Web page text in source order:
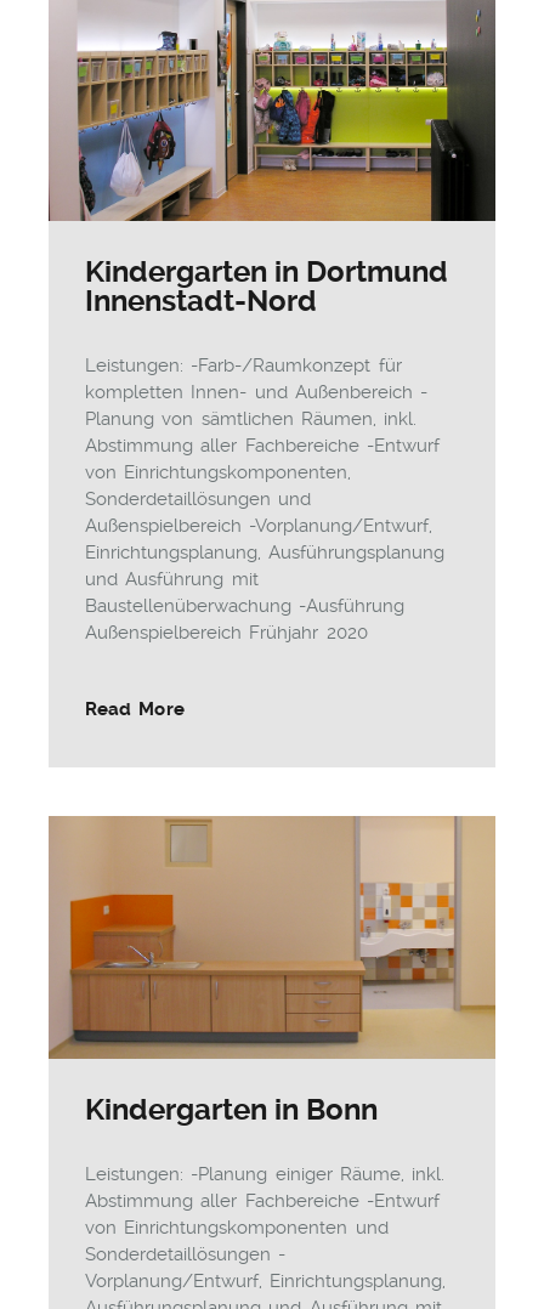
Kindergarten in Dortmund
Innenstadt-Nord
Leistungen: -Farb-/Raumkonzept für
kompletten Innen- und Außenbereich -
Planung von sämtlichen Räumen, inkl.
Abstimmung aller Fachbereiche -Entwurf
von Einrichtungskomponenten,
Sonderdetaillösungen und
Außenspielbereich -Vorplanung/Entwurf,
Einrichtungsplanung, Ausführungsplanung
und Ausführung mit
Baustellenüberwachung -Ausführung
Außenspielbereich Frühjahr 2020
Read More
Kindergarten in Bonn
Leistungen: -Planung einiger Räume, inkl.
Abstimmung aller Fachbereiche -Entwurf
von Einrichtungskomponenten und
Sonderdetaillösungen -
Vorplanung/Entwurf, Einrichtungsplanung,